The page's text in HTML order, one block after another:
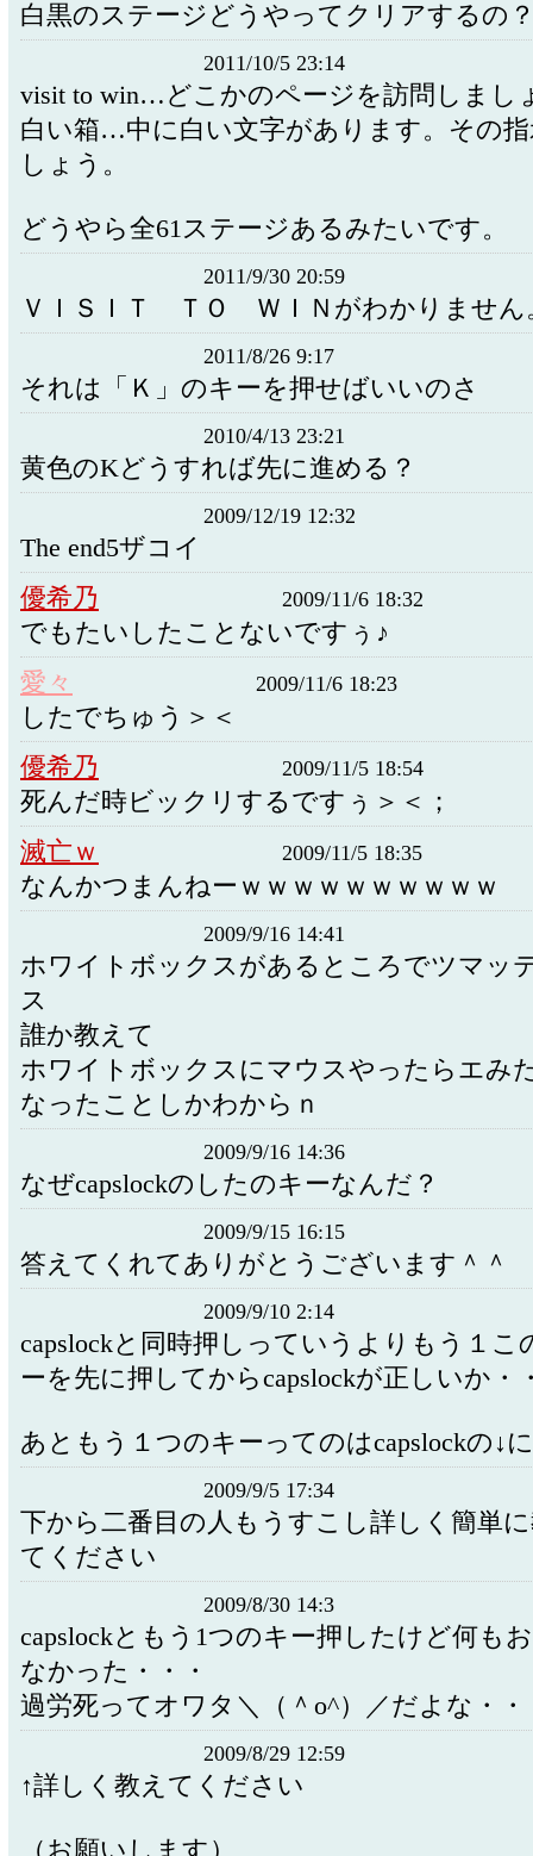
白黒のステージどうやってクリアするの
2011/10/5 23:14
visit to win…どこかのページを訪問しまし
白い箱…中に白い文字があります。その
しょう。
どうやら全61ステージあるみたいです。
2011/9/30 20:59
ＶＩＳＩＴ ＴＯ ＷＩＮがわかりません
2011/8/26 9:17
それは「Ｋ」のキーを押せばいいのさ
2010/4/13 23:21
黄色のKどうすれば先に進める？
2009/12/19 12:32
The end5ザコイ
優希乃
2009/11/6 18:32
でもたいしたことないですぅ♪
愛々
2009/11/6 18:23
したでちゅう＞＜
優希乃
2009/11/5 18:54
死んだ時ビックリするですぅ＞＜；
滅亡ｗ
2009/11/5 18:35
なんかつまんねーｗｗｗｗｗｗｗｗｗｗ
2009/9/16 14:41
ホワイトボックスがあるところでツマッ
ス
誰か教えて
ホワイトボックスにマウスやったらエみ
なったことしかわからｎ
2009/9/16 14:36
なぜcapslockのしたのキーなんだ？
2009/9/15 16:15
答えてくれてありがとうございます＾＾
2009/9/10 2:14
capslockと同時押しっていうよりもう１こ
ーを先に押してからcapslockが正しいか・
あともう１つのキーってのはcapslockの↓
2009/9/5 17:34
下から二番目の人もうすこし詳しく簡単
てください
2009/8/30 14:3
capslockともう1つのキー押したけど何も
なかった・・・
過労死ってオワタ＼（＾o^）／だよな・
2009/8/29 12:59
↑詳しく教えてくださ
（お願いします）